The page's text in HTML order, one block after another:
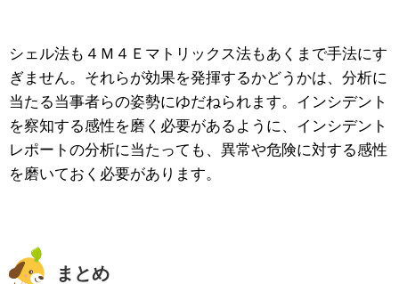
シェル法も４Ｍ４Ｅマトリックス法もあくまで手法にす
ぎません。それらが効果を発揮するかどうかは、分析に
当たる当事者らの姿勢にゆだねられます。インシデント
を察知する感性を磨く必要があるように、インシデント
レポートの分析に当たっても、異常や危険に対する感性
を磨いておく必要があります。
まとめ